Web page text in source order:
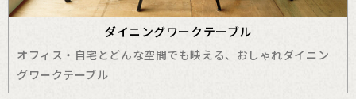
ダイニングワークテーブル
オフィス・自宅とどんな空間でも映える、おしゃれダイニン
グワークテーブル